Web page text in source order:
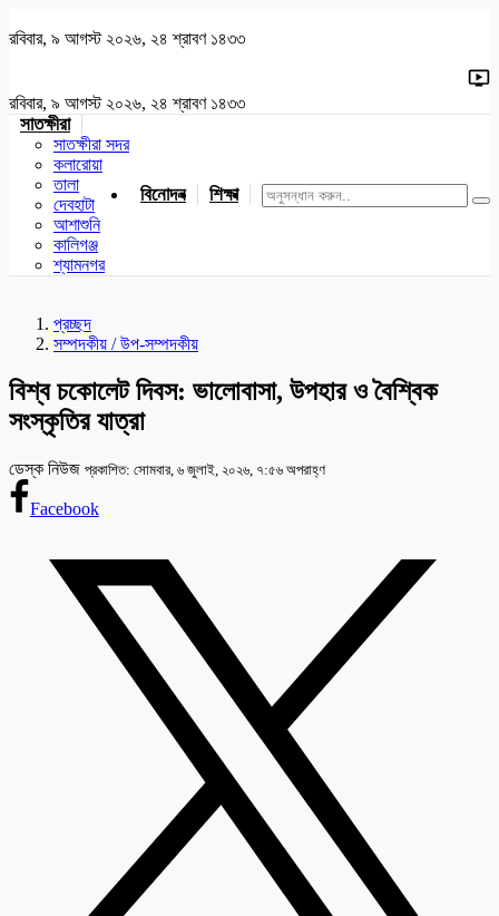
রবিবার, ৯ আগস্ট ২০২৬, ২৪ শ্রাবণ ১৪৩৩
রবিবার, ৯ আগস্ট ২০২৬, ২৪ শ্রাবণ ১৪৩৩
সাতক্ষীরা
সাতক্ষীরা সদর
কলারোয়া
তালা
দেবহাটা
আশাশুনি
কালিগঞ্জ
শ্যামনগর
বিনোদন শিক্ষা খেলাধুলা জাতীয় যশোর
প্রচ্ছদ
সম্পদকীয় / উপ-সম্পদকীয়
বিশ্ব চকোলেট দিবস: ভালোবাসা, উপহার ও বৈশ্বিক
সংস্কৃতির যাত্রা
ডেস্ক নিউজ প্রকাশিত: সোমবার, ৬ জুলাই, ২০২৬, ৭:৫৬ অপরাহ্ণ
Facebook